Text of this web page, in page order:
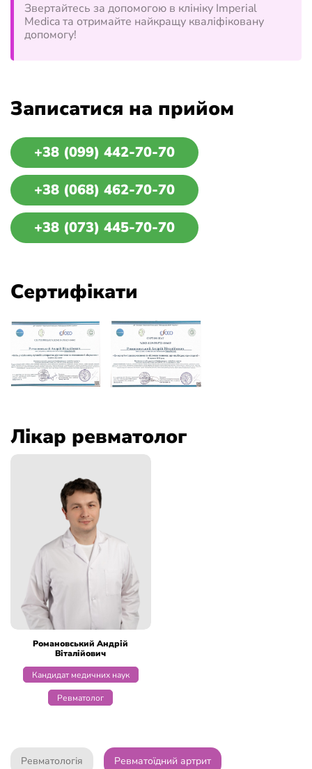
Ревматологія Ревматоїдний артрит
Звертайтесь за допомогою в клініку Imperial
Medica та отримайте найкращу кваліфіковану
допомогу!
Записатися на прийом
+38 (099) 442-70-70
+38 (068) 462-70-70
+38 (073) 445-70-70
Сертифікати
Лікар ревматолог
Романовський Андрій
Віталійович
Кандидат медичних наук
Ревматолог